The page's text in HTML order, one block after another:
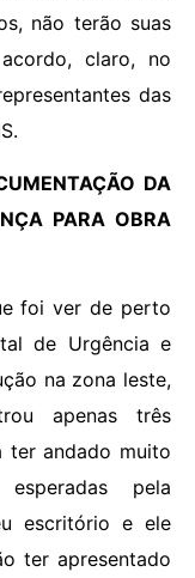
não terão suas
claro, no
das
DA
PARA OBRA
foi ver de perto
de Urgência e
na zona leste,
apenas três
ter andado muito
pela
escritório e ele
ter apresentado